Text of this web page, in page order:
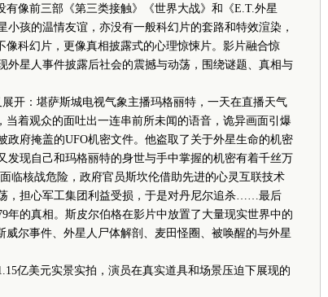
像前三部《第三类接触》《世界大战》和《E.T.外星
孩的温情友谊，亦没有一般科幻片的套路和特效渲染，
科幻片，更像真相披露式的心理惊悚片。影片融合惊
外星人事件披露后社会的震撼与动荡，围绕谜题、真相与
：堪萨斯城电视气象主播玛格丽特，一天在直播天气
当着观众的面吐出一连串前所未闻的语音，诡异画面引爆
政府掩盖的UFO机密文件。他盗取了关于外星生命的机密
发现自己和玛格丽特的身世与手中掌握的机密有着千丝万
临核战危险，政府官员斯坎伦借助先进的心灵互联技术
，担心军工集团利益受损，于是对丹尼尔追杀……最后
年的真相。斯皮尔伯格在影片中放置了大量现实世界中的
威尔事件、外星人尸体解剖、麦田怪圈、被唤醒的与外星
亿美元实景实拍，演员在真实道具和场景压迫下展现的